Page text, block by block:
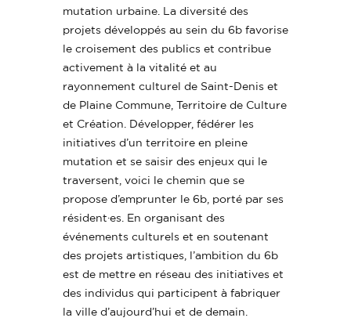
mutation urbaine. La diversité des
projets développés au sein du 6b favorise
le croisement des publics et contribue
activement à la vitalité et au
rayonnement culturel de Saint-Denis et
de Plaine Commune, Territoire de Culture
et Création. Développer, fédérer les
initiatives d’un territoire en pleine
mutation et se saisir des enjeux qui le
traversent, voici le chemin que se
propose d’emprunter le 6b, porté par ses
résident·es. En organisant des
événements culturels et en soutenant
des projets artistiques, l’ambition du 6b
est de mettre en réseau des initiatives et
des individus qui participent à fabriquer
la ville d’aujourd’hui et de demain.